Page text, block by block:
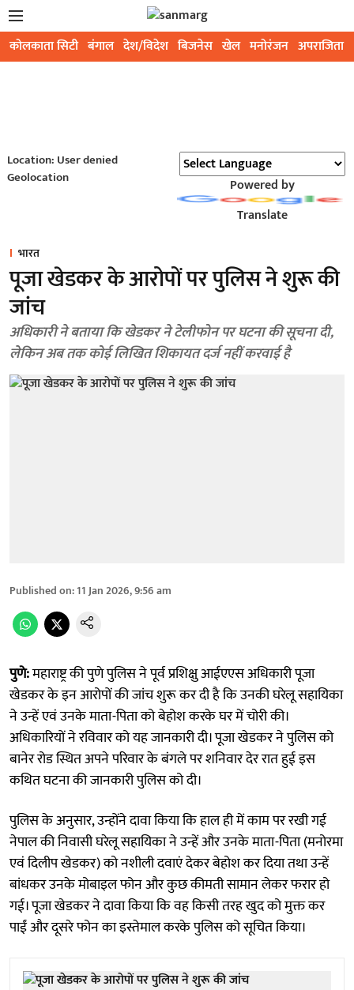
कोलकाता सिटी बंगाल देश/विदेश बिजनेस खेल मनोरंजन अपराजिता
Location: User denied
Geolocation
Powered by
Translate
भारत
पूजा खेडकर के आरोपों पर पुलिस ने शुरू की
जांच
अधिकारी ने बताया कि खेडकर ने टेलीफोन पर घटना की सूचना दी,
लेकिन अब तक कोई लिखित शिकायत दर्ज नहीं करवाई है
Published on:11 Jan 2026, 9:56 am
पुणे:महाराष्ट्र की पुणे पुलिस ने पूर्व प्रशिक्षु आईएएस अधिकारी पूजा
खेडकर के इन आरोपों की जांच शुरू कर दी है कि उनकी घरेलू सहायिका
ने उन्हें एवं उनके माता-पिता को बेहोश करके घर में चोरी की।
अधिकारियों ने रविवार को यह जानकारी दी। पूजा खेडकर ने पुलिस को
बानेर रोड स्थित अपने परिवार के बंगले पर शनिवार देर रात हुई इस
कथित घटना की जानकारी पुलिस को दी।
पुलिस के अनुसार, उन्होंने दावा किया कि हाल ही में काम पर रखी गई
नेपाल की निवासी घरेलू सहायिका ने उन्हें और उनके माता-पिता (मनोरमा
एवं दिलीप खेडकर) को नशीली दवाएं देकर बेहोश कर दिया तथा उन्हें
बांधकर उनके मोबाइल फोन और कुछ कीमती सामान लेकर फरार हो
गई। पूजा खेडकर ने दावा किया कि वह किसी तरह खुद को मुक्त कर
पाईं और दूसरे फोन का इस्तेमाल करके पुलिस को सूचित किया।